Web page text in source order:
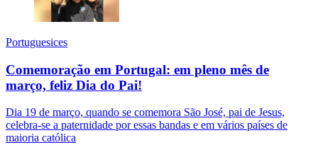
Portuguesices
Comemoração em Portugal: em pleno mês de
março, feliz Dia do Pai!
Dia 19 de março, quando se comemora São José, pai de Jesus,
celebra-se a paternidade por essas bandas e em vários países de
maioria católica